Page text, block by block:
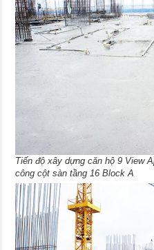
Tiến độ xây dựng căn hộ 9 View
công cột sàn tầng 16 Block A